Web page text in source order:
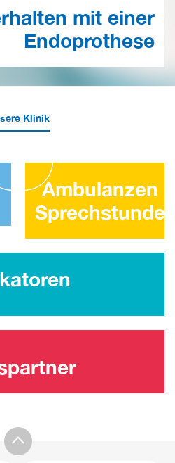
mit einer
Endoprothese
Klinik
Ambulanzen